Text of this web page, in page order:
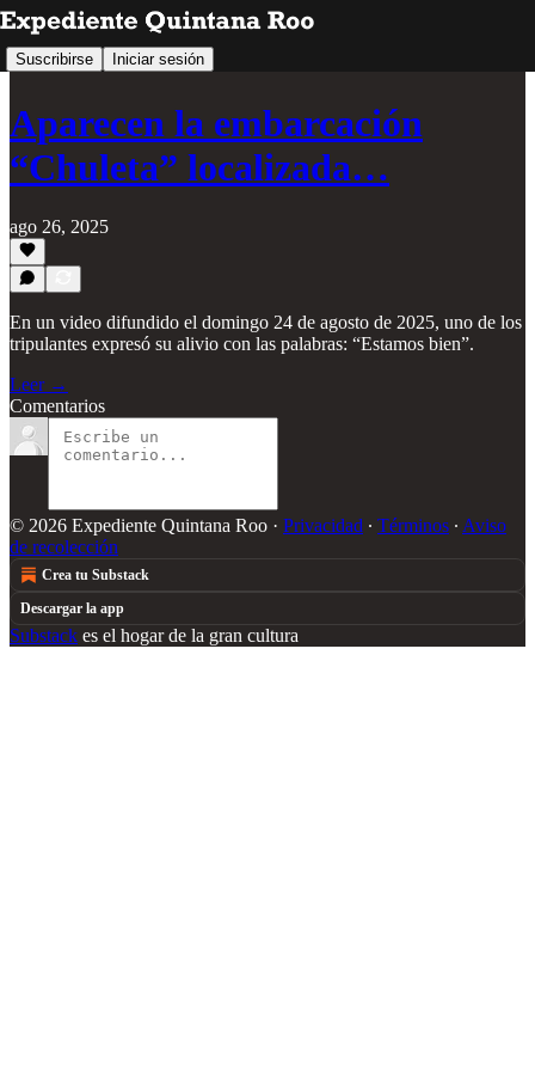
Suscribirse Iniciar sesión
Aparecen la embarcación
“Chuleta” localizada…
ago 26, 2025
En un video difundido el domingo 24 de agosto de 2025, uno de los
tripulantes expresó su alivio con las palabras: “Estamos bien”.
Leer →
Comentarios
© 2026 Expediente Quintana Roo · Privacidad ∙ Términos ∙ Aviso
de recolección
Crea tu Substack
Descargar la app
Substack es el hogar de la gran cultura